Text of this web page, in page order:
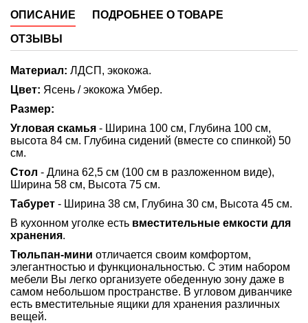
ОПИСАНИЕ
ПОДРОБНЕЕ О ТОВАРЕ
ОТЗЫВЫ
Материал: ЛДСП, экокожа.
Цвет: Ясень / экокожа Умбер.
Размер:
Угловая скамья - Ширина 100 см, Глубина 100 см,
высота 84 см. Глубина сидений (вместе со спинкой) 50
см.
Стол - Длина 62,5 см (100 см в разложенном виде),
Ширина 58 см, Высота 75 см.
Табурет - Ширина 38 см, Глубина 30 см, Высота 45 см.
В кухонном уголке есть вместительные емкости для
хранения.
Тюльпан-мини отличается своим комфортом,
элегантностью и функциональностью. С этим набором
мебели Вы легко организуете обеденную зону даже в
самом небольшом пространстве. В угловом диванчике
есть вместительные ящики для хранения различных
вещей.